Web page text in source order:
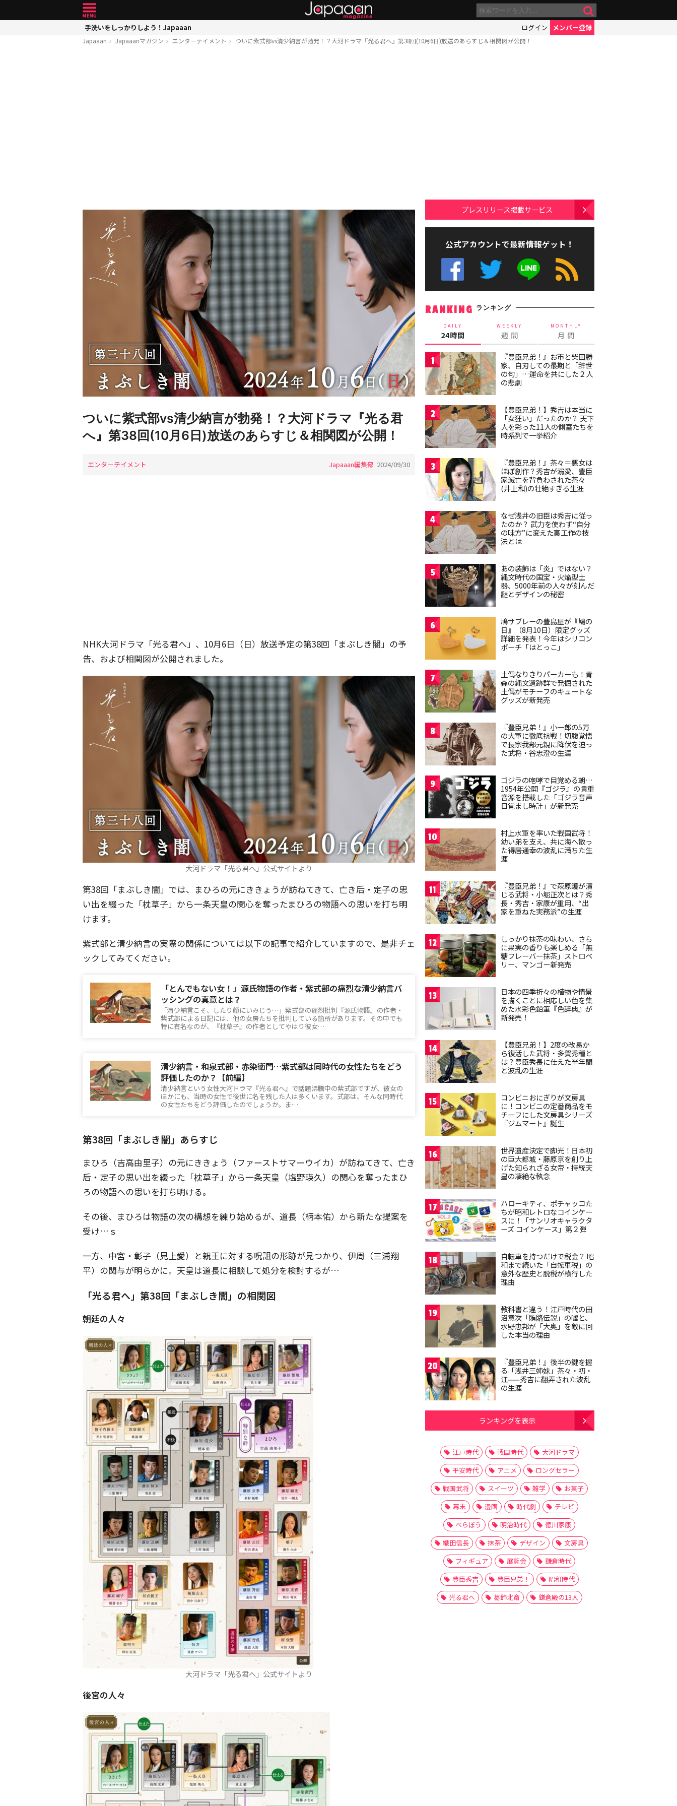
手洗いをしっかりしよう！Japaaan ログイン メンバー登録
Japaaan Japaaanマガジン エンターテイメント ついに紫式部vs清少納言が勃発！？大河ドラマ『光る君へ』第38回(10月6日)放送のあらすじ＆相関図が公開！
ついに紫式部vs清少納言が勃発！？大河ドラマ『光る君
へ』第38回(10月6日)放送のあらすじ＆相関図が公開！
エンターテイメント Japaaan編集部 2024/09/30
NHK大河ドラマ「光る君へ」、10月6日（日）放送予定の第38回「まぶしき闇」の予
告、および相関図が公開されました。
大河ドラマ「光る君へ」公式サイトより
第38回「まぶしき闇」では、まひろの元にききょうが訪ねてきて、亡き后・定子の思
い出を綴った「枕草子」から一条天皇の関心を奪ったまひろの物語への思いを打ち明
けます。
紫式部と清少納言の実際の関係については以下の記事で紹介していますので、是非チェ
ックしてみてください。
「とんでもない女！」源氏物語の作者・紫式部の痛烈な清少納言バ
ッシングの真意とは？
「清少納言こそ、したり顔にいみじう…」紫式部の痛烈批判『源氏物語』の作者・
紫式部による日記には、他の女房たちを批判している箇所があります。その中でも
特に有名なのが、『枕草子』の作者としてやはり彼女…
清少納言・和泉式部・赤染衛門…紫式部は同時代の女性たちをどう
評価したのか？【前編】
清少納言という女性大河ドラマ『光る君へ』で話題沸騰中の紫式部ですが、彼女の
ほかにも、当時の女性で後世に名を残した人は多くいます。式部は、そんな同時代
の女性たちをどう評価したのでしょうか。ま…
第38回「まぶしき闇」あらすじ
まひろ（吉高由里子）の元にききょう（ファーストサマーウイカ）が訪ねてきて、亡き
后・定子の思い出を綴った「枕草子」から一条天皇（塩野瑛久）の関心を奪ったまひ
ろの物語への思いを打ち明ける。
その後、まひろは物語の次の構想を練り始めるが、道長（柄本佑）から新たな提案を
受け…ｓ
一方、中宮・彰子（見上愛）と親王に対する呪詛の形跡が見つかり、伊周（三浦翔
平）の関与が明らかに。天皇は道長に相談して処分を検討するが…
「光る君へ」第38回「まぶしき闇」の相関図
朝廷の人々
大河ドラマ「光る君へ」公式サイトより
後宮の人々
プレスリリース掲載サービス
公式アカウントで最新情報ゲット！
RANKING ランキング
DAILY
24時間
WEEKLY
週 間
MONTHLY
月 間
1
『豊臣兄弟！』お市と柴田勝
家、自刃しての最期と「辞世
の句」…運命を共にした２人
の悲劇
2
【豊臣兄弟！】秀吉は本当に
「女狂い」だったのか？ 天下
人を彩った11人の側室たちを
時系列で一挙紹介
3
『豊臣兄弟！』茶々＝悪女は
ほぼ創作？秀吉が溺愛、豊臣
家滅亡を背負わされた茶々
(井上和)の壮絶すぎる生涯
4
なぜ浅井の旧臣は秀吉に従っ
たのか？ 武力を使わず“自分
の味方”に変えた裏工作の技
法とは
5
あの装飾は「炎」ではない？
縄文時代の国宝・火焔型土
器、5000年前の人々が刻んだ
謎とデザインの秘密
6
鳩サブレーの豊島屋が『鳩の
日』（8月10日）限定グッズ
詳細を発表！今年はシリコン
ポーチ「はとっこ」
7
土偶なりきりパーカーも！青
森の縄文遺跡群で発掘された
土偶がモチーフのキュートな
グッズが新発売
8
『豊臣兄弟！』小一郎の5万
の大軍に徹底抗戦！切腹覚悟
で長宗我部元親に降伏を迫っ
た武将・谷忠澄の生涯
9
ゴジラの咆哮で目覚める朝…
1954年公開『ゴジラ』の貴重
音源を搭載した「ゴジラ音声
目覚まし時計」が新発売
10
村上水軍を率いた戦国武将！
幼い弟を支え、共に海へ散っ
た得居通幸の波乱に満ちた生
涯
11
『豊臣兄弟！』で萩原護が演
じる武将・小堀正次とは？秀
長・秀吉・家康が重用、“出
家を重ねた実務派”の生涯
12
しっかり抹茶の味わい、さら
に果実の香りも楽しめる「無
糖フレーバー抹茶」ストロベ
リー、マンゴー新発売
13
日本の四季折々の植物や情景
を描くことに相応しい色を集
めた水彩色鉛筆『色辞典』が
新発売！
14
【豊臣兄弟！】2度の改易か
ら復活した武将・多賀秀種と
は？豊臣秀長に仕えた半年間
と波乱の生涯
15
コンビニおにぎりが文房具
に！コンビニの定番商品をモ
チーフにした文房具シリーズ
『ジムマート』誕生
16
世界遺産決定で脚光！日本初
の巨大都城・藤原京を創り上
げた知られざる女帝・持統天
皇の凄絶な執念
17
ハローキティ、ポチャッコた
ちが昭和レトロなコインケー
スに！「サンリオキャラクタ
ーズ コインケース」第２弾
18
自転車を持つだけで税金？ 昭
和まで続いた「自転車税」の
意外な歴史と脱税が横行した
理由
19
教科書と違う！江戸時代の田
沼意次「賄賂伝説」の嘘と、
水野忠邦が「大奥」を敵に回
した本当の理由
20
『豊臣兄弟！』後半の鍵を握
る「浅井三姉妹」茶々・初・
江——秀吉に翻弄された波乱
の生涯
ランキングを表示
江戸時代 戦国時代
大河ドラマ
平安時代
アニメ
ロングセラー
戦国武将
スイーツ 雑学
お菓子
幕末
漫画 時代劇
テレビ
べらぼう
明治時代
徳川家康
織田信長
抹茶 デザイン
文房具
フィギュア
展覧会
鎌倉時代
豊臣秀吉
豊臣兄弟！
昭和時代
光る君へ
葛飾北斎 鎌倉殿の13人